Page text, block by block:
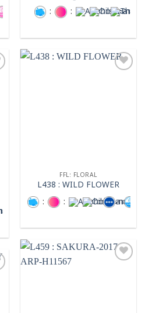
:
: :
FFL: FLORAL
L438 : WILD FLOWER
:
: : :